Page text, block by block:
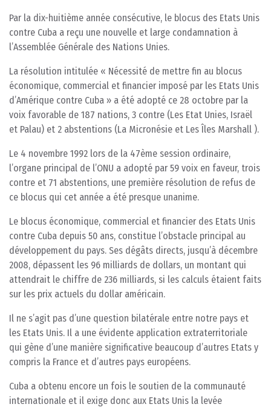
Par la dix-huitième année consécutive, le blocus des Etats Unis
contre Cuba a reçu une nouvelle et large condamnation à
l’Assemblée Générale des Nations Unies.
La résolution intitulée « Nécessité de mettre fin au blocus
économique, commercial et financier imposé par les Etats Unis
d’Amérique contre Cuba » a été adopté ce 28 octobre par la
voix favorable de 187 nations, 3 contre (Les Etat Unies, Israël
et Palau) et 2 abstentions (La Micronésie et Les Îles Marshall ).
Le 4 novembre 1992 lors de la 47ème session ordinaire,
l’organe principal de l’ONU a adopté par 59 voix en faveur, trois
contre et 71 abstentions, une première résolution de refus de
ce blocus qui cet année a été presque unanime.
Le blocus économique, commercial et financier des Etats Unis
contre Cuba depuis 50 ans, constitue l’obstacle principal au
développement du pays. Ses dégâts directs, jusqu’à décembre
2008, dépassent les 96 milliards de dollars, un montant qui
attendrait le chiffre de 236 milliards, si les calculs étaient faits
sur les prix actuels du dollar américain.
Il ne s’agit pas d’une question bilatérale entre notre pays et
les Etats Unis. Il a une évidente application extraterritoriale
qui gène d’une manière significative beaucoup d’autres Etats y
compris la France et d’autres pays européens.
Cuba a obtenu encore un fois le soutien de la communauté
internationale et il exige donc aux Etats Unis la levée